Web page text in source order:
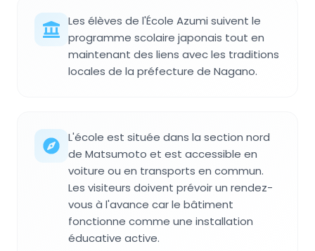
Les élèves de l'École Azumi suivent le
programme scolaire japonais tout en
maintenant des liens avec les traditions
locales de la préfecture de Nagano.
L'école est située dans la section nord
de Matsumoto et est accessible en
voiture ou en transports en commun.
Les visiteurs doivent prévoir un rendez-
vous à l'avance car le bâtiment
fonctionne comme une installation
éducative active.